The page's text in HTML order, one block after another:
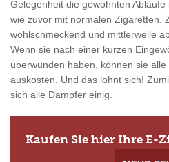
Gelegenheit die gewohnten
wie zuvor mit normalen Zigaretten.
wohlschmeckend und mittlerweile
Wenn sie nach einer kurzen
überwunden haben, können sie
auskosten. Und das lohnt sich!
sich alle Dampfer einig.
Kaufen Sie hier Ihre E-